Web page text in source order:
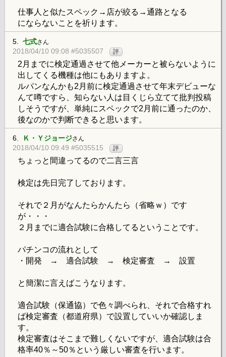
仕事人と似たスペック→店が絞る→通路となる
にならないことを祈ります。
5. 七式さん
2018/04/10 09:08 #5035507 評
2月までに検定通過させて他メーカーと被らないように
出してくる機種は他にもありますよ。
ルパンなんかも2月前に検定通過させて年末デビューな
んて噂ですら、知らない人は目くじら立てて批判投稿
しそうですが、単純にスペックで2月前に通ったのか、
後なのかで判断できると思います。
6. Ｋ・Ｙジョージさん
2018/04/10 09:49 #5035515 評
ちょっと間違ってるので二言三言
検定は先日完了しております。
それで２月がなんたらかんたら（省略ｗ）です
が・・・
２月までに適合試験に合格してるということです。
パチンコの流れとして
・開発 → 適合試験 → 検定審査 → 設置
と簡潔に言えばこうなります。
適合試験（保通協）で色々調べられ、それで合格すれ
ば検定審査（都道府県）で設置していいか確認しま
す。
検定審査はそこまで難しくないですが、適合試験は合
格率40％～50％という厳しい審査を行います。